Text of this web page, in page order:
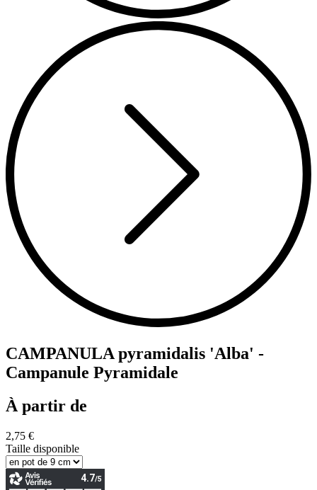
CAMPANULA pyramidalis 'Alba' -
Campanule Pyramidale
À partir de
2,75 €
Taille disponible